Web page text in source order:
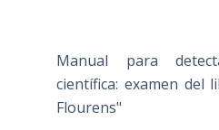
Manual para
científica: examen del
Flourens"